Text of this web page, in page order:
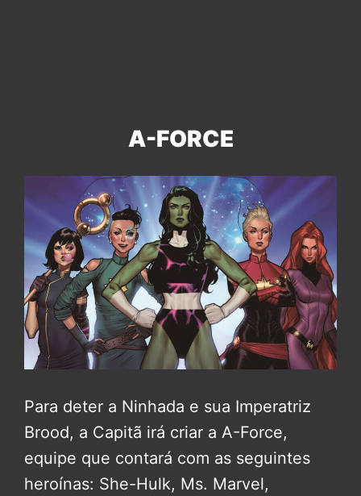
A-FORCE
Para deter a Ninhada e sua Imperatriz
Brood, a Capitã irá criar a A-Force,
equipe que contará com as seguintes
heroínas: She-Hulk, Ms. Marvel,